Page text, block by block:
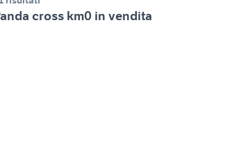
cross km0 in vendita